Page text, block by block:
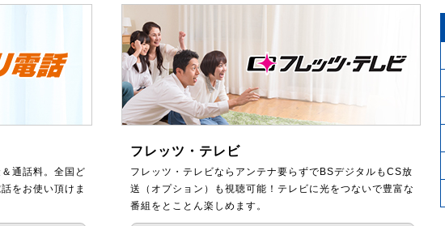
通話料。全国ど
をお使い頂けま
フレッツ・テレビ
フレッツ・テレビならアンテナ要らずでBSデジタルもCS放
送（オプション）も視聴可能！テレビに光をつないで豊富な
番組をとことん楽しめます。